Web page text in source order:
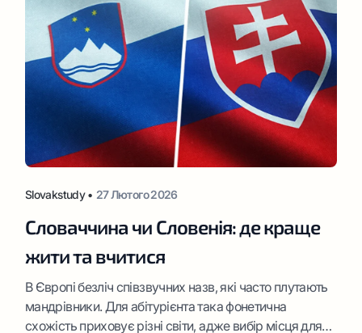
Slovakstudy • 27 Лютого 2026
Словаччина чи Словенія: де краще
жити та вчитися
В Європі безліч співзвучних назв, які часто плутають
мандрівники. Для абітурієнта така фонетична
схожість приховує різні світи, адже вибір місця для